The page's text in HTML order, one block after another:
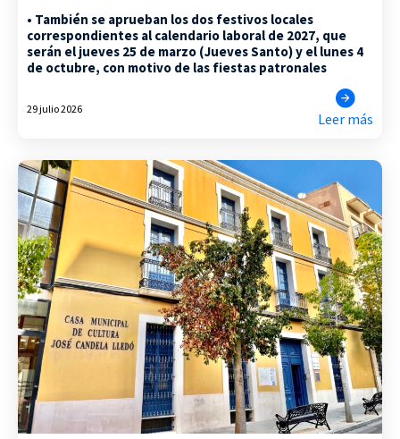
• También se aprueban los dos festivos locales
correspondientes al calendario laboral de 2027, que
serán el jueves 25 de marzo (Jueves Santo) y el lunes 4
de octubre, con motivo de las fiestas patronales
29 julio 2026
Leer más